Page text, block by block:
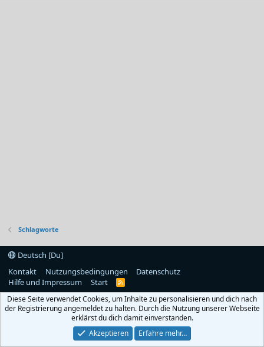
Schlagworte
Deutsch [Du]
Kontakt
Nutzungsbedingungen
Datenschutz
Hilfe und Impressum
Start
R
S
Diese Seite verwendet Cookies, um Inhalte zu personalisieren und dich nach
der Registrierung angemeldet zu halten. Durch die Nutzung unserer Webseite
erklärst du dich damit einverstanden.
Akzeptieren
Erfahre mehr…